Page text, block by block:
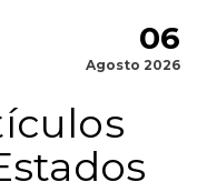
06
Agosto 2026